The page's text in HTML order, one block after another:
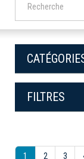
FILTRES
1 2 3